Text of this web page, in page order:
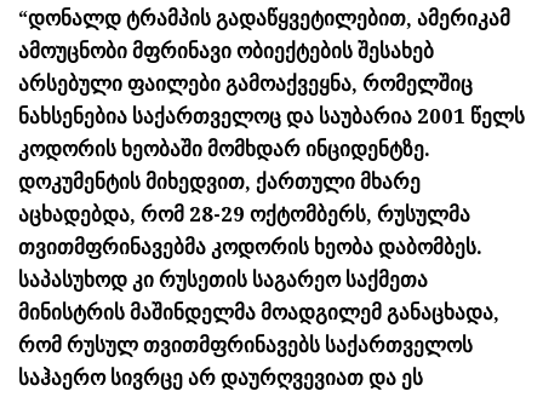
“დონალდ ტრამპის გადაწყვეტილებით, ამერიკამ
ამოუცნობი მფრინავი ობიექტების შესახებ
არსებული ფაილები გამოაქვეყნა, რომელშიც
ნახსენებია საქართველოც და საუბარია 2001 წელს
კოდორის ხეობაში მომხდარ ინციდენტზე.
დოკუმენტის მიხედვით, ქართული მხარე
აცხადებდა, რომ 28-29 ოქტომბერს, რუსულმა
თვითმფრინავებმა კოდორის ხეობა დაბომბეს.
საპასუხოდ კი რუსეთის საგარეო საქმეთა
მინისტრის მაშინდელმა მოადგილემ განაცხადა,
რომ რუსულ თვითმფრინავებს საქართველოს
საჰაერო სივრცე არ დაურღვევიათ და ეს